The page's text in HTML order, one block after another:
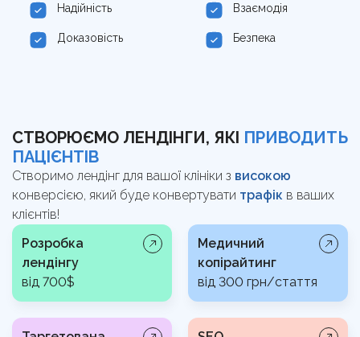
Надійність Взаємодія
Доказовість Безпека
СТВОРЮЄМО ЛЕНДІНГИ, ЯКІ ПРИВОДИТЬ
ПАЦІЄНТІВ
Створимо лендінг для вашої клініки з високою
конверсією, який буде конвертувати трафік в ваших
клієнтів!
Розробка
лендінгу
від 700$
Медичний
копірайтинг
від 300 грн/стаття